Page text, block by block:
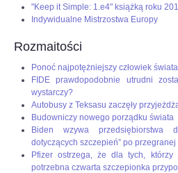
"Keep it Simple: 1.e4" książką roku
Indywidualne Mistrzostwa Europy
Rozmaitości
Ponoć najpotężniejszy człowiek świata
FIDE prawdopodobnie utrudni
wystarczy?
Autobusy z Teksasu zaczęły
Budowniczy nowego porządku świata
Biden wzywa przedsiębiorstwa
dotyczących szczepień” po
Pfizer ostrzega, że dla tych,
potrzebna czwarta szczepionka